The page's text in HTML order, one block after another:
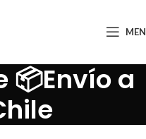
📦Envío a